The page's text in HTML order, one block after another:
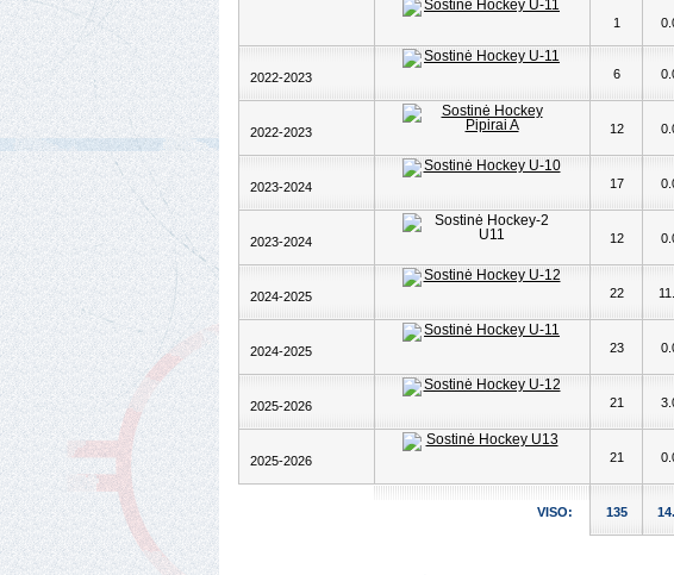
1
2022-2023 6
2022-2023 12
2023-2024 17
2023-2024 12
2024-2025 22
2024-2025 23
2025-2026 21
2025-2026 21
VISO: 135